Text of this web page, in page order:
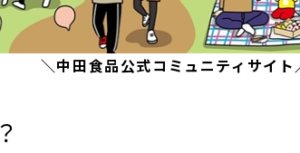
＼中田食品公式コミュニティサイト